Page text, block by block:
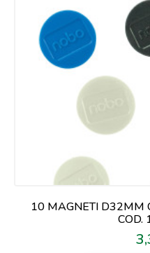
10 MAGNETI D32MM
COD.